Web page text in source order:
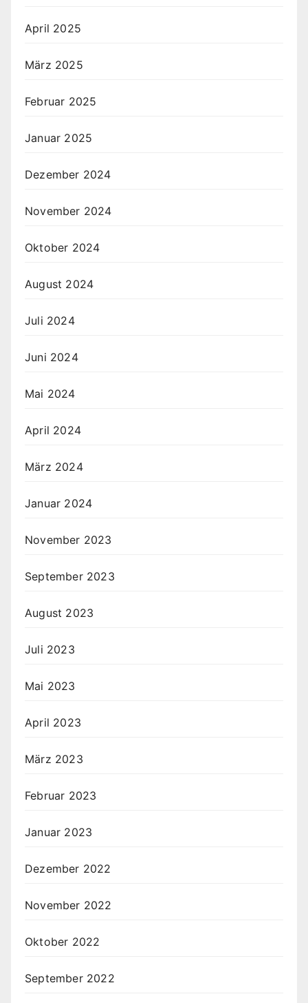
April 2025
März 2025
Februar 2025
Januar 2025
Dezember 2024
November 2024
Oktober 2024
August 2024
Juli 2024
Juni 2024
Mai 2024
April 2024
März 2024
Januar 2024
November 2023
September 2023
August 2023
Juli 2023
Mai 2023
April 2023
März 2023
Februar 2023
Januar 2023
Dezember 2022
November 2022
Oktober 2022
September 2022